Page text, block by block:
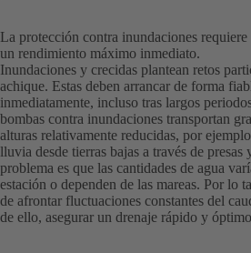
La protección contra inundaciones
un rendimiento máximo inmediato.
Inundaciones y crecidas plantean retos
achique. Estas deben arrancar de forma
inmediatamente, incluso tras largos
bombas contra inundaciones transportan
alturas relativamente reducidas, por
lluvia desde tierras bajas a través de presas
problema es que las cantidades de agua
estación o dependen de las mareas. Por lo
de afrontar fluctuaciones constantes del
de ello, asegurar un drenaje rápido y